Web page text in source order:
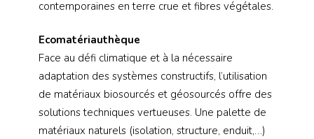
contemporaines en terre crue et fibres végétales.
Ecomatériauthèque
Face au défi climatique et à la nécessaire
adaptation des systèmes constructifs, l’utilisation
de matériaux biosourcés et géosourcés offre des
solutions techniques vertueuses. Une palette de
matériaux naturels (isolation, structure, enduit,…)